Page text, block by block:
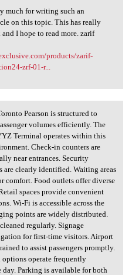
much for
much for writing such an
on this topic. This has really
I hope to read more. zarif
products/zarif-
zrf-01-r...
Toronto Pearson
Pearson is structured to
volumes efficiently. The
Terminal operates within this
Check-in counters are
near entrances. Security
are clearly identified. Waiting areas
comfort. Food outlets offer diverse
spaces provide convenient
Wi-Fi is accessible across the
points are widely distributed.
regularly. Signage
for first-time visitors. Airport
to assist passengers promptly.
operate frequently
Parking is available for both